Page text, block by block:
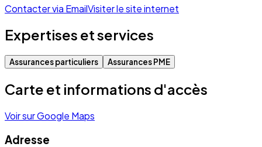
Contacter via EmailVisiter le site internet
Expertises et services
Assurances particuliers Assurances PME
Carte et informations d'accès
Voir sur Google Maps
Adresse